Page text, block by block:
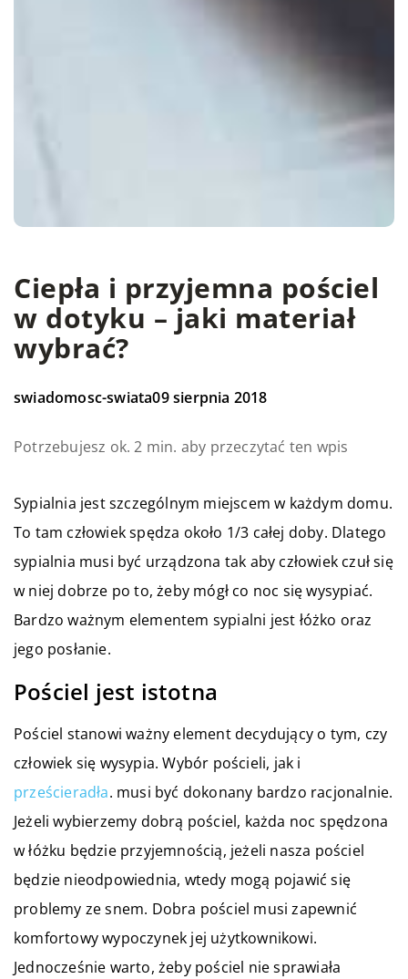
Ciepła i przyjemna pościel
w dotyku – jaki materiał
wybrać?
swiadomosc-swiata09 sierpnia 2018
Potrzebujesz ok. 2 min. aby przeczytać ten wpis
Sypialnia jest szczególnym miejscem w każdym domu.
To tam człowiek spędza około 1/3 całej doby. Dlatego
sypialnia musi być urządzona tak aby człowiek czuł się
w niej dobrze po to, żeby mógł co noc się wysypiać.
Bardzo ważnym elementem sypialni jest łóżko oraz
jego posłanie.
Pościel jest istotna
Pościel stanowi ważny element decydujący o tym, czy
człowiek się wysypia. Wybór pościeli, jak i
prześcieradła. musi być dokonany bardzo racjonalnie.
Jeżeli wybierzemy dobrą pościel, każda noc spędzona
w łóżku będzie przyjemnością, jeżeli nasza pościel
będzie nieodpowiednia, wtedy mogą pojawić się
problemy ze snem. Dobra pościel musi zapewnić
komfortowy wypoczynek jej użytkownikowi.
Jednocześnie warto, żeby pościel nie sprawiała